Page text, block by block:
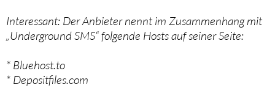
Interessant: Der Anbieter nennt im Zusammenhang mit
„Underground SMS“ folgende Hosts auf seiner Seite:
* Bluehost.to
* Depositfiles.com